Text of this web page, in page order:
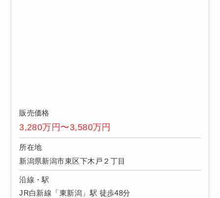
販売価格
3,280万円〜3,580万円
所在地
新潟県新潟市東区下木戸２丁目
沿線・駅
JR白新線「東新潟」駅 徒歩48分